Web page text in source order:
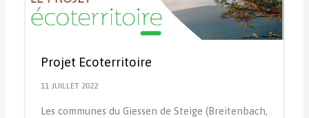
Projet Ecoterritoire
11 JUILLET 2022
Les communes du Giessen de Steige (Breitenbach,